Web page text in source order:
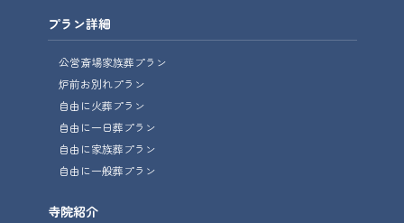
プラン詳細
公営斎場家族葬プラン
炉前お別れプラン
自由に火葬プラン
自由に一日葬プラン
自由に家族葬プラン
自由に一般葬プラン
寺院紹介